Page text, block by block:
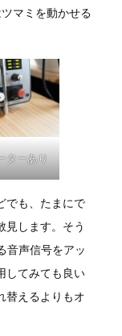
マミを動かせる
ターあり
でも、たまにで
見します。そう
音声信号をアッ
してみても良い
替えるよりもオ